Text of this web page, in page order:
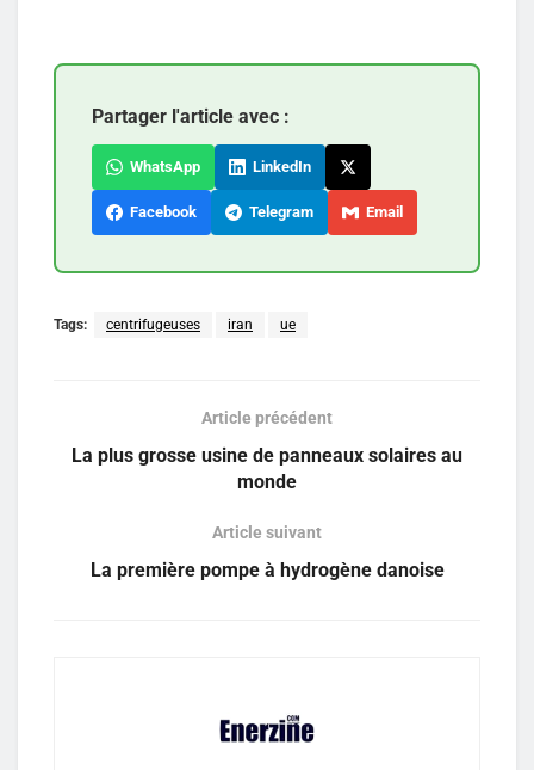
Partager l'article avec :
WhatsApp LinkedIn
Facebook Telegram Email
Tags: centrifugeuses iran ue
Article précédent
La plus grosse usine de panneaux solaires au
monde
Article suivant
La première pompe à hydrogène danoise